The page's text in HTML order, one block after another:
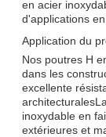
en acier
d'applications
Application du
Nos poutres H
dans les
excellente
inoxydable en
extérieures et